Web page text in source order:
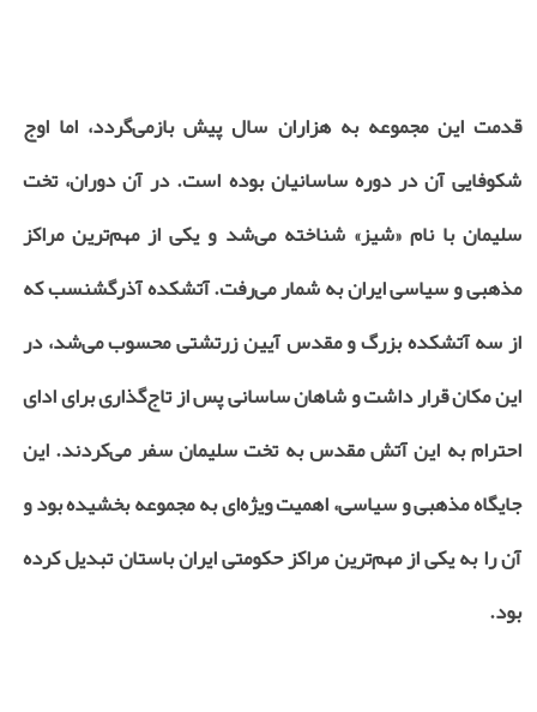
قدمت این مجموعه به هزاران سال پیش بازمی‌گردد، اما اوج
شکوفایی آن در دوره ساسانیان بوده است. در آن دوران، تخت
سلیمان با نام «شیز» شناخته می‌شد و یکی از مهم‌ترین مراکز
مذهبی و سیاسی ایران به شمار می‌رفت. آتشکده آذرگشنسب که
از سه آتشکده بزرگ و مقدس آیین زرتشتی محسوب می‌شد، در
این مکان قرار داشت و شاهان ساسانی پس از تاج‌گذاری برای ادای
احترام به این آتش مقدس به تخت سلیمان سفر می‌کردند. این
جایگاه مذهبی و سیاسی، اهمیت ویژه‌ای به مجموعه بخشیده بود و
آن را به یکی از مهم‌ترین مراکز حکومتی ایران باستان تبدیل کرده
بود.